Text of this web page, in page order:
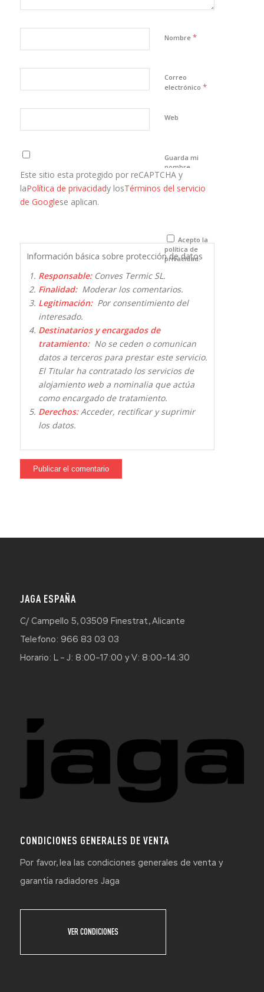
Nombre *
Correo
electrónico *
Web
Guarda mi
nombre,
correo
electrónico y
que comente.
Este sitio esta protegido por reCAPTCHA y
laPolítica de privacidady losTérminos del servicio
de Googlese aplican.
Acepto la
política de
privacidad.
Información básica sobre protección de datos
Responsable:Conves Termic SL.
Finalidad:Moderar los comentarios.
Legitimación:Por consentimiento del
interesado.
Destinatarios y encargados de
tratamiento:No se ceden o comunican
datos a terceros para prestar este servicio.
El Titular ha contratado los servicios de
alojamiento web a nominalia que actúa
como encargado de tratamiento.
Derechos:Acceder, rectificar y suprimir
los datos.
JAGA ESPAÑA
C/ Campello 5, 03509 Finestrat, Alicante
Telefono: 966 83 03 03
Horario: L – J: 8:00–17:00 y V: 8:00–14:30
CONDICIONES GENERALES DE VENTA
Por favor, lea las condiciones generales de venta y
garantía radiadores Jaga
VER CONDICIONES